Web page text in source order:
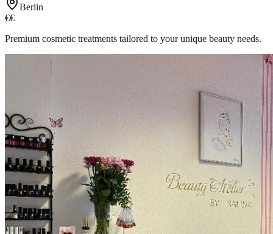
Berlin
€€
Premium cosmetic treatments tailored to your unique beauty needs.